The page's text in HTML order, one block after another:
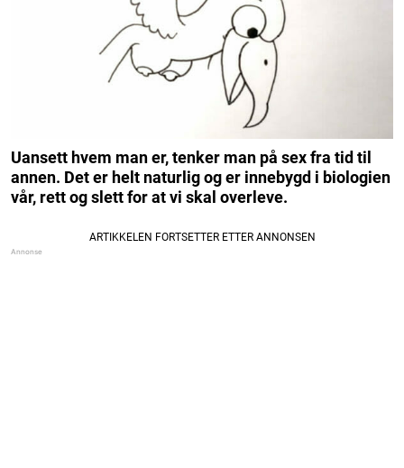
Uansett hvem man er, tenker man på sex fra tid til
annen. Det er helt naturlig og er innebygd i biologien
vår, rett og slett for at vi skal overleve.